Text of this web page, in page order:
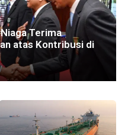
Jakarta Menyusut,
Investor